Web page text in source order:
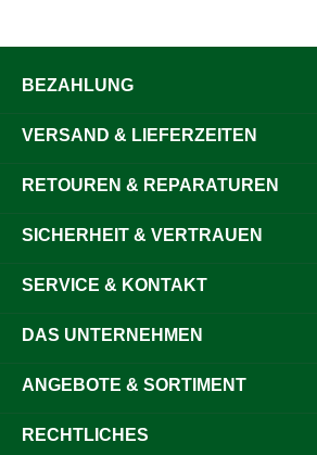
BEZAHLUNG
VERSAND & LIEFERZEITEN
RETOUREN & REPARATUREN
SICHERHEIT & VERTRAUEN
SERVICE & KONTAKT
DAS UNTERNEHMEN
ANGEBOTE & SORTIMENT
RECHTLICHES